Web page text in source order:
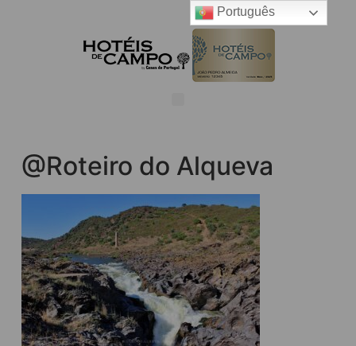
@Roteiro do Alqueva
Português